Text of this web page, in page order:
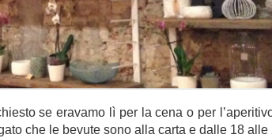
se eravamo lì per la cena o per
che le bevute sono alla carta e dalle 18